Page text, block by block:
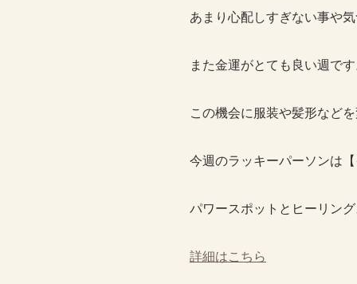
あまり心配しすぎない事や
また金運がとても良い週で
この機会に服装や髪形など
今週のラッキーパーソンは
パワースポットとヒーリン
詳細はこちら